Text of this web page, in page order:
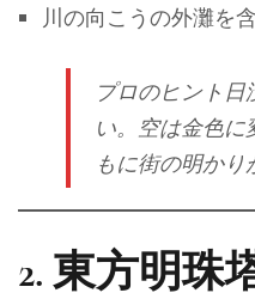
川の向こうの外灘を
プロのヒント 日
い。空は金色に
もに街の明か
2. 東方明珠